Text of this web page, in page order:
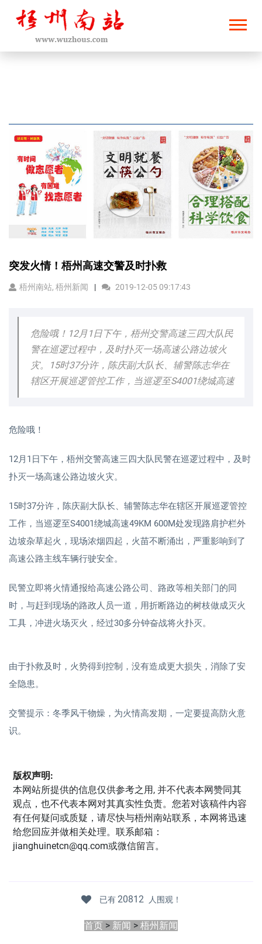
突发火情！梧州高速交警及时扑救
梧州南站, 梧州新闻 2019-12-05 09:17:43
危险哦！12月1日下午，梧州交警高速三四大队民
警在巡逻过程中，及时扑灭一场高速公路边坡火
灾。15时37分许，陈庆副大队长、辅警陈志华在
辖区开展巡逻管控工作，当巡逻至S4001绕城高速
危险哦！
12月1日下午，梧州交警高速三四大队民警在巡逻过程中，及时
扑灭一场高速公路边坡火灾。
15时37分许，陈庆副大队长、辅警陈志华在辖区开展巡逻管控
工作，当巡逻至S4001绕城高速49KM 600M处发现路肩护栏外
边坡杂草起火，现场浓烟四起，火苗不断涌出，严重影响到了
高速公路主线车辆行驶安全。
民警立即将火情通报给高速公路公司、路政等相关部门的同
时，与赶到现场的路政人员一道，用折断路边的树枝做成灭火
工具，冲进火场灭火，经过30多分钟奋战将火扑灭。
由于扑救及时，火势得到控制，没有造成更大损失，消除了安
全隐患。
交警提示：冬季风干物燥，为火情高发期，一定要提高防火意
识。
版权声明:
本网站所提供的信息仅供参考之用, 并不代表本网赞同其
观点，也不代表本网对其真实性负责。您若对该稿件内容
有任何疑问或质疑，请尽快与梧州南站联系，本网将迅速
给您回应并做相关处理。联系邮箱：
jianghuinetcn@qq.com或微信留言。
已有 20812 人围观！
首页 > 新闻 > 梧州新闻